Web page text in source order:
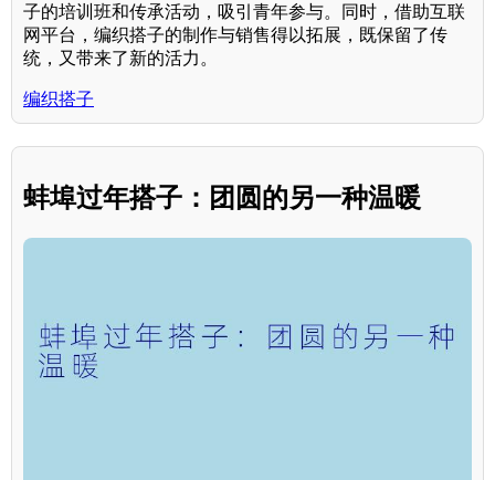
子的培训班和传承活动，吸引青年参与。同时，借助互联
网平台，编织搭子的制作与销售得以拓展，既保留了传
统，又带来了新的活力。
编织搭子
蚌埠过年搭子：团圆的另一种温暖